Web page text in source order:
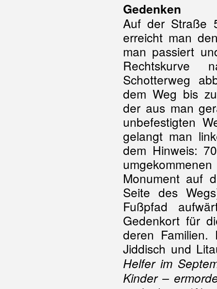
Gedenken
Auf der Straße
erreicht man
man passiert
Schotterweg
dem Weg bis
der aus man
unbefestigten
gelangt man
dem Hinweis:
Monument auf
Seite des
Fußpfad
Gedenkort für
deren
Jiddisch und
Helfer im
Kinder –